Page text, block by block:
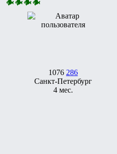
1076 286
Санкт-Петербург
4 мес.